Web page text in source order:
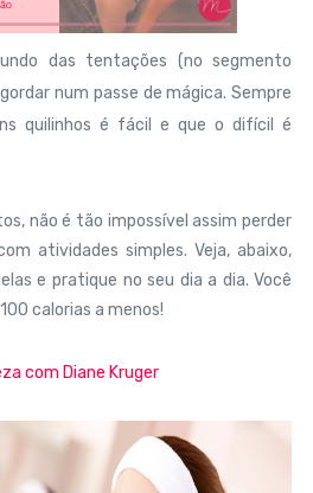
das tentações (no segmento
num passe de mágica. Sempre
quilinhos é fácil e que o difícil é
não é tão impossível assim perder
atividades simples. Veja, abaixo,
e pratique no seu dia a dia. Você
calorias a menos!
com Diane Kruger